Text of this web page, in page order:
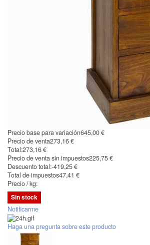
Precio base para variación645,00 €
Precio de venta273,16 €
Total:273,16 €
Precio de venta sin impuestos225,75 €
Descuento total:-419,25 €
Total de impuestos47,41 €
Precio / kg:
Sin stock
Notificarme
Haga una pregunta sobre este producto